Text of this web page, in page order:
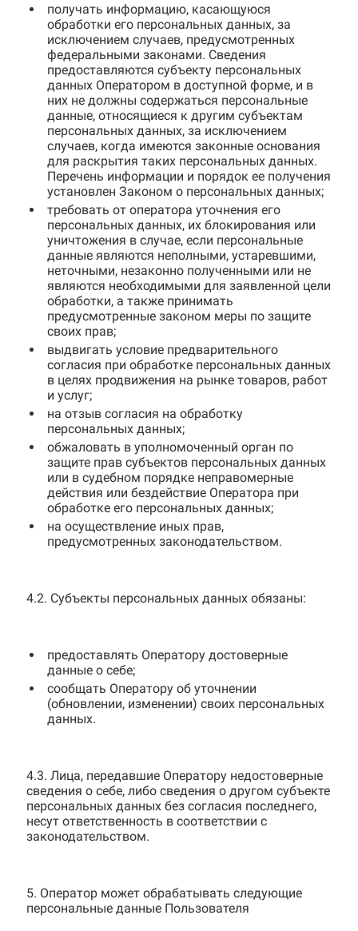
получать информацию, касающуюся
обработки его персональных данных, за
исключением случаев, предусмотренных
федеральными законами. Сведения
предоставляются субъекту персональных
данных Оператором в доступной форме, и в
них не должны содержаться персональные
данные, относящиеся к другим субъектам
персональных данных, за исключением
случаев, когда имеются законные основания
для раскрытия таких персональных данных.
Перечень информации и порядок ее получения
установлен Законом о персональных данных;
требовать от оператора уточнения его
персональных данных, их блокирования или
уничтожения в случае, если персональные
данные являются неполными, устаревшими,
неточными, незаконно полученными или не
являются необходимыми для заявленной цели
обработки, а также принимать
предусмотренные законом меры по защите
своих прав;
выдвигать условие предварительного
согласия при обработке персональных данных
в целях продвижения на рынке товаров, работ
и услуг;
на отзыв согласия на обработку
персональных данных;
обжаловать в уполномоченный орган по
защите прав субъектов персональных данных
или в судебном порядке неправомерные
действия или бездействие Оператора при
обработке его персональных данных;
на осуществление иных прав,
предусмотренных законодательством.
4.2. Субъекты персональных данных обязаны:
предоставлять Оператору достоверные
данные о себе;
сообщать Оператору об уточнении
(обновлении, изменении) своих персональных
данных.
4.3. Лица, передавшие Оператору недостоверные
сведения о себе, либо сведения о другом субъекте
персональных данных без согласия последнего,
несут ответственность в соответствии с
законодательством.
5. Оператор может обрабатывать следующие
персональные данные Пользователя